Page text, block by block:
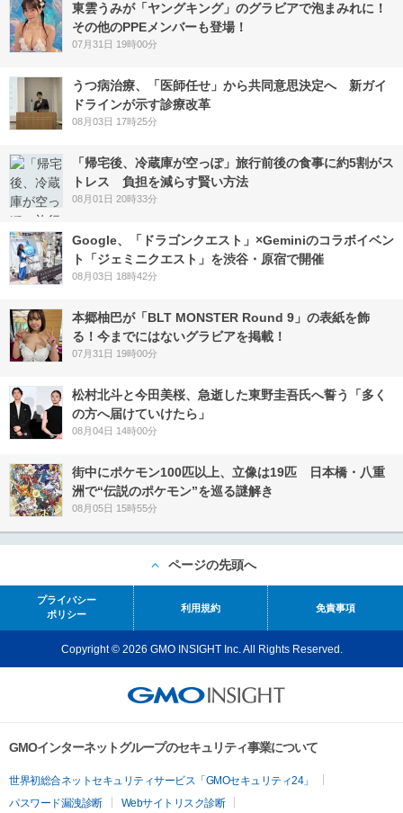
東雲うみが「ヤングキング」のグラビアで泡まみれに！
その他のPPEメンバーも登場！
07月31日 19時00分
うつ病治療、「医師任せ」から共同意思決定へ 新ガイ
ドラインが示す診療改革
08月03日 17時25分
「帰宅後、冷蔵庫が空っぽ」旅行前後の食事に約5割がス
トレス 負担を減らす賢い方法
08月01日 20時33分
Google、「ドラゴンクエスト」×Geminiのコラボイベン
ト「ジェミニクエスト」を渋谷・原宿で開催
08月03日 18時42分
本郷柚巴が「BLT MONSTER Round 9」の表紙を飾
る！今までにはないグラビアを掲載！
07月31日 19時00分
松村北斗と今田美桜、急逝した東野圭吾氏へ誓う「多く
の方へ届けていけたら」
08月04日 14時00分
街中にポケモン100匹以上、立像は19匹 日本橋・八重
洲で“伝説のポケモン”を巡る謎解き
08月05日 15時55分
ページの先頭へ
プライバシー
ポリシー
利用規約 免責事項
Copyright © 2026 GMO INSIGHT Inc. All Rights Reserved.
GMOインターネットグループのセキュリティ事業について
世界初総合ネットセキュリティサービス「GMOセキュリティ24」
パスワード漏洩診断
Webサイトリスク診断